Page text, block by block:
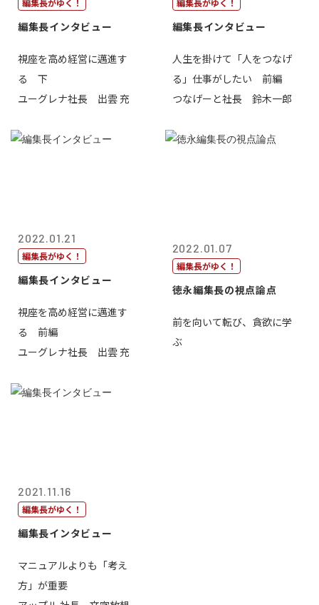
編集長がゆく！
編集長インタビュー
視座を高め経営に邁進す
る 下
ユーグレナ社長 出雲 充
編集長がゆく！
編集長インタビュー
人生を掛けて「人をつなげ
る」仕事がしたい 前編
つなげーと社長 鈴木一郎
2022.01.21
編集長がゆく！
編集長インタビュー
視座を高め経営に邁進す
る 前編
ユーグレナ社長 出雲 充
2022.01.07
編集長がゆく！
徳永編集長の視点論点
前を向いて転び、貪欲に学
ぶ
2021.11.16
編集長がゆく！
編集長インタビュー
マニュアルよりも「考え
方」が重要